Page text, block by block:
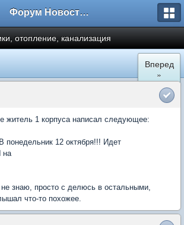
Форум Новостройки
отопление, канализация
Вперед
»
житель 1 корпуса написал следующее:
понедельник 12 октября!!! Идет
на
знаю, просто с делюсь в остальными,
что-то похожее.